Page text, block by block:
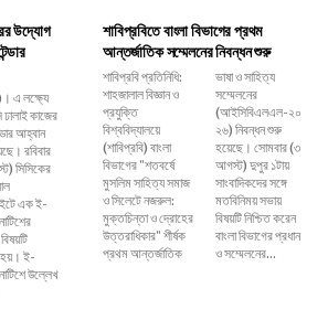
উদ্যোগ
শাবিপ্রবিতে বাংলা বিভাগের প্রথম
আন্তর্জাতিক সম্মেলনের নিবন্ধন শুরু
শাবিপ্রবি প্রতিনিধি:
শাহজালাল বিজ্ঞান ও
প্রযুক্তি
বিশ্ববিদ্যালয়ে
(শাবিপ্রবি) বাংলা
বিভাগের "শতবর্ষে
মুসলিম সাহিত্য সমাজ
ও সিলেটে নজরুল:
মুক্তচিন্তা ও দ্রোহের
উত্তরাধিকার" শীর্ষক
প্রথম আন্তর্জাতিক
ভাষা ও সাহিত্য
সম্মেলনের
(আইসিবিএলএল-২০
২৬) নিবন্ধন শুরু
হয়েছে। সোমবার (৩
আগস্ট) দুপুর ১টায়
সাংবাদিকদের সঙ্গে
মতবিনিময় সভায়
বিষয়টি নিশ্চিত করেন
বাংলা বিভাগের প্রধান
ও সম্মেলনের...